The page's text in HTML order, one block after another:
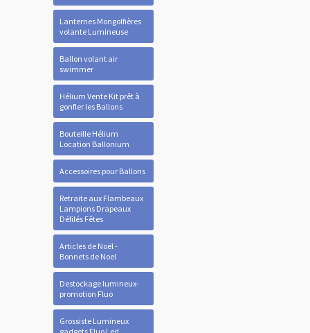
Lanternes Mongolfières
volante Lumineuse
Ballon volant air
swimmer
Hélium Vente Kit prêt à
gonfler les Ballons
Bouteille Hélium
Location Ballonium
Accessoires pour Ballons
Retraite aux Flambeaux
Lampions Drapeaux
Défilés Fêtes
Articles de Noël -
Bonnets de Noel
Destockage lumineux-
promotion Fluo
Grossiste Lumineux